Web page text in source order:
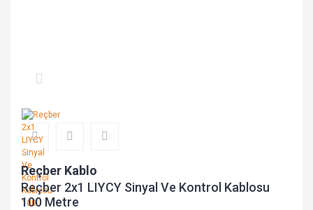
Reçber Kablo
Reçber 2x1 LIYCY Sinyal Ve Kontrol Kablosu
100 Metre